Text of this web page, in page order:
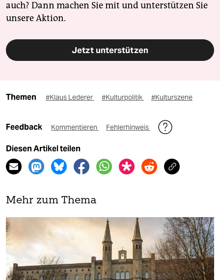
auch? Dann machen Sie mit und unterstützen Sie
unsere Aktion.
Jetzt unterstützen
Themen #Klaus Lederer #Kulturpolitik #Kulturszene
Feedback Kommentieren Fehlerhinweis
Diesen Artikel teilen
Mehr zum Thema